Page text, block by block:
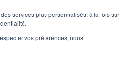
services plus personnalisés, à la fois sur
vos préférences, nous
Demander une démo